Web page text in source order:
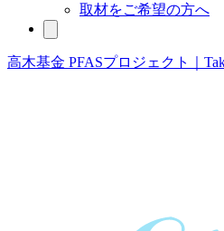
取材をご希望の方へ
高木基金 PFASプロジェクト｜